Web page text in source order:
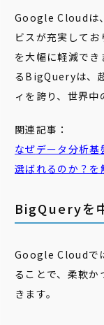
Google Cloudは
ビスが充実して
を大幅に軽減で
るBigQueryは、
ィを誇り、世界中
関連記事：
なぜデータ分析
選ばれるのか？を
BigQueryを
Google Cloudで
ることで、柔軟
きます。